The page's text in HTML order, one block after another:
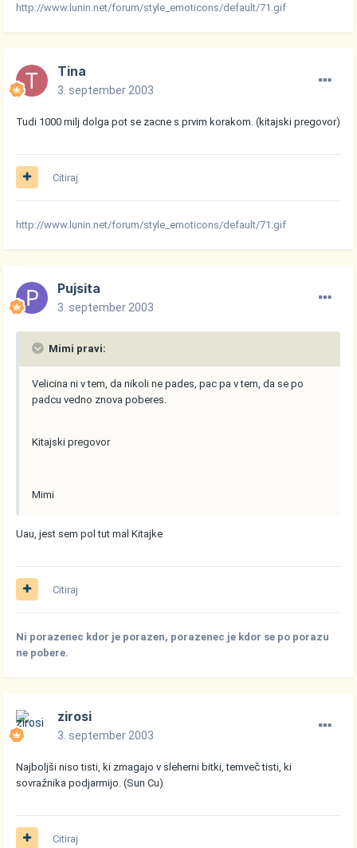
http://www.lunin.net/forum/style_emoticons/default/71.gif
Tina
3. september 2003
Tudi 1000 milj dolga pot se zacne s prvim korakom. (kitajski pregovor)
Citiraj
http://www.lunin.net/forum/style_emoticons/default/71.gif
Pujsita
3. september 2003
Mimi pravi:
Velicina ni v tem, da nikoli ne pades, pac pa v tem, da se po
padcu vedno znova poberes.
Kitajski pregovor
Mimi
Uau, jest sem pol tut mal Kitajke
Citiraj
Ni porazenec kdor je porazen, porazenec je kdor se po porazu
ne pobere.
zirosi
3. september 2003
Najboljši niso tisti, ki zmagajo v sleherni bitki, temveč tisti, ki
sovražnika podjarmijo. (Sun Cu)
Citiraj